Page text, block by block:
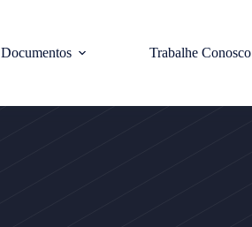
Documentos Trabalhe Conosco